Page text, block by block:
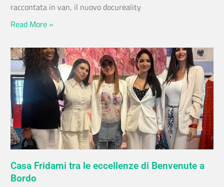
raccontata in van, il nuovo docureality
Read More »
Casa Fridami tra le eccellenze di Benvenute a
Bordo